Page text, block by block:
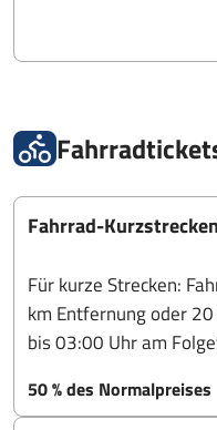
Fahrrad-
Für kurze Strecken:
km Entfernung oder
bis 03:00 Uhr am
50 % des Normalpreises